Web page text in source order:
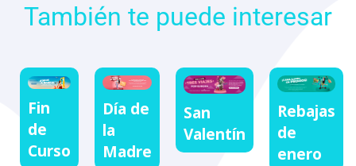
También te puede interesar
Fin
de
Curso
Día de
la
Madre
San
Valentín
Rebajas
de
enero